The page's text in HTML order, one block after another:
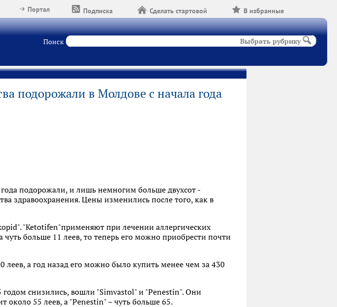
В избранные
Сделать стартовой
Подписка
Портал
Поиск Выбрать рубрику
подорожали в Молдове с начала года
подорожали, и лишь немногим больше двухсот -
здравоохранения. Цены изменились после того, как в
"Ketotifen"применяют при лечении аллергических
чуть больше 11 леев, то теперь его можно приобрести почти
леев, а год назад его можно было купить менее чем за 430
снизились, вошли "Simvastol" и "Penestin". Они
около 55 леев, а "Penestin" – чуть больше 65.